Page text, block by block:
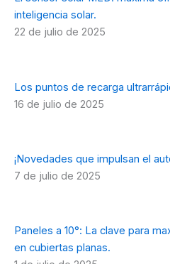
inteligencia solar.
22 de julio de 2025
Los puntos de recarga
16 de julio de 2025
¡Novedades que impulsan el
7 de julio de 2025
Paneles a 10°: La clave para
en cubiertas planas.